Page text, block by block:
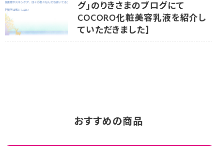
グ」のりきさまのブログにて
COCORO化粧美容乳液を紹介し
ていただきました】
おすすめの商品